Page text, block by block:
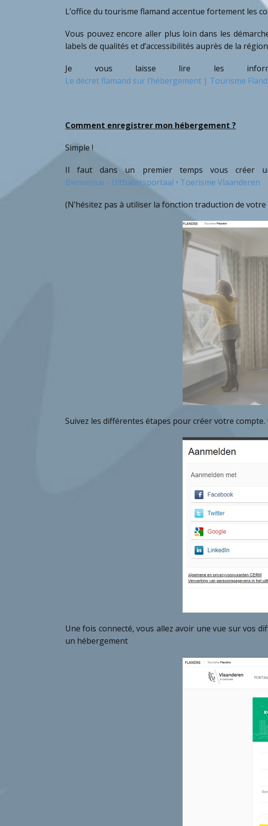
L’office du tourisme flamand accentue fortement les
Vous pouvez encore aller plus loin dans les
labels de qualités et d’accessibilités auprès de la
Je vous laisse lire les
Le décret flamand sur l’hébergement | Tourisme
Comment enregistrer mon hébergement ?
Simple !
Il faut dans un premier temps vous créer
Bienvenue - Uitbatersportaal • Toerisme Vlaanderen
(N’hésitez pas à utiliser la fonction traduction de
Suivez les différentes étapes pour créer votre
Une fois connecté, vous allez avoir une vue sur vos
un hébergement